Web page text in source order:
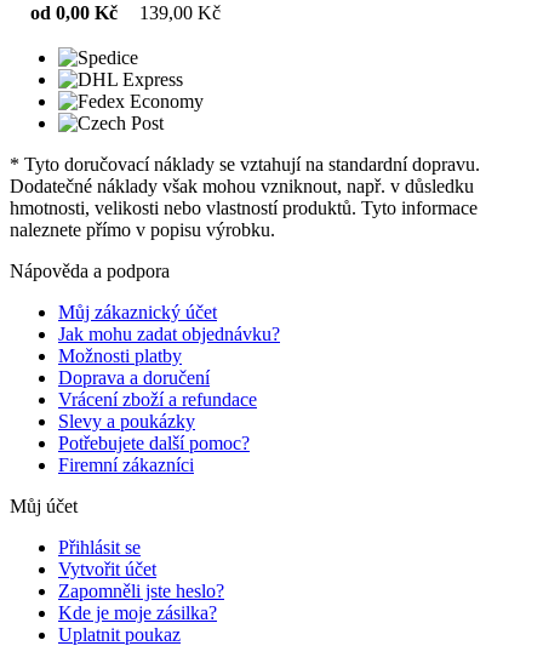
od 0,00 Kč
139,00 Kč
* Tyto doručovací náklady se vztahují na standardní dopravu.
Dodatečné náklady však mohou vzniknout, např. v důsledku
hmotnosti, velikosti nebo vlastností produktů. Tyto informace
naleznete přímo v popisu výrobku.
Nápověda a podpora
Můj zákaznický účet
Jak mohu zadat objednávku?
Možnosti platby
Doprava a doručení
Vrácení zboží a refundace
Slevy a poukázky
Potřebujete další pomoc?
Firemní zákazníci
Můj účet
Přihlásit se
Vytvořit účet
Zapomněli jste heslo?
Kde je moje zásilka?
Uplatnit poukaz